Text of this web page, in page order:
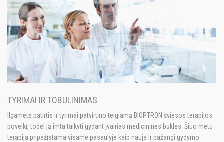
TYRIMAI IR TOBULINIMAS
Ilgametė patirtis ir tyrimai patvirtino teigiamą BIOPTRON šviesos terapijos
poveikį, todėl ją imta taikyti gydant įvairias medicinines būkles. Šiuo metu
terapija pripažįstama visame pasaulyje kaip nauja ir pažangi gydymo